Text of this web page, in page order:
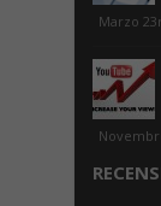
Marzo